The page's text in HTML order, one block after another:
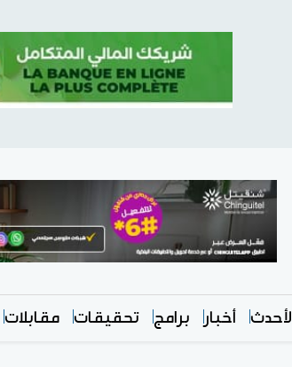
الأحدث أخبار برامج تحقيقات مقابلات